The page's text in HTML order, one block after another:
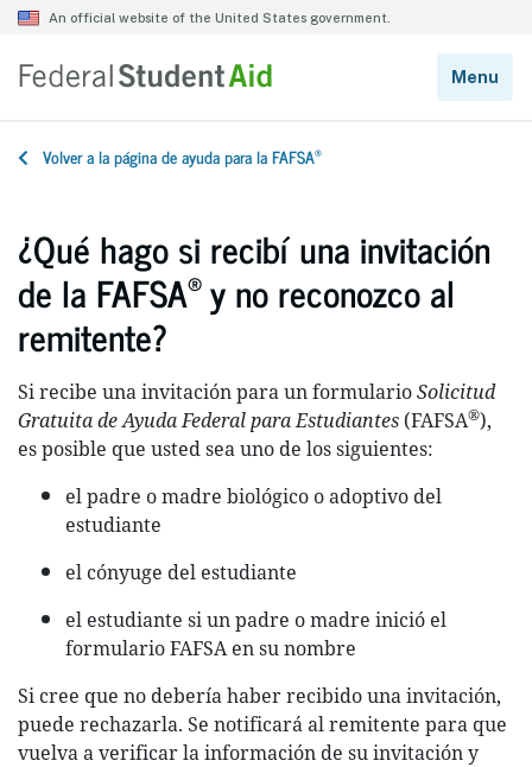
Volver a la página de ayuda para la FAFSA®
¿Qué hago si recibí una invitación
de la FAFSA®y no reconozco al
remitente?
Si recibe una invitación para un formularioSolicitud
Gratuita de Ayuda Federal para Estudiantes (FAFSA®),
es posible que usted sea uno de los siguientes:
el padre o madre biológico o adoptivo del
estudiante
el cónyuge del estudiante
el estudiante si un padre o madre inició el
formulario FAFSA en su nombre
Si cree que no debería haber recibido una invitación,
puede rechazarla. Se notificará al remitente para que
vuelva a verificar la información de su invitación y